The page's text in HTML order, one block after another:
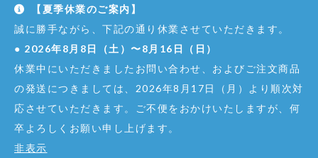
© Copyright - Dirigent GINZA JUJIYA Co.,Ltd. All Right Reserved.
株式会社銀座十字屋 - 東京都公安委員会 第301065402307号
【夏季休業のご案内】
誠に勝手ながら、下記の通り休業させていただきます。
● 2026年8月8日（土）〜8月16日（日）
休業中にいただきましたお問い合わせ、およびご注文商品
の発送につきましては、2026年8月17日（月）より順次対
応させていただきます。ご不便をおかけいたしますが、何
卒よろしくお願い申し上げます。
非表示